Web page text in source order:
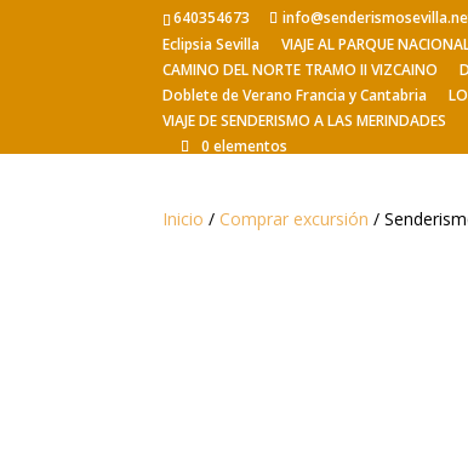
640354673
Eclipsia Sevilla
VIAJE AL PARQUE
CAMINO DEL NORTE TRAMO II VIZCAINO
Doblete de Verano Francia y Cantabria
VIAJE DE SENDERISMO A LAS MERINDADES
0 elementos
Inicio / Comprar excursión /